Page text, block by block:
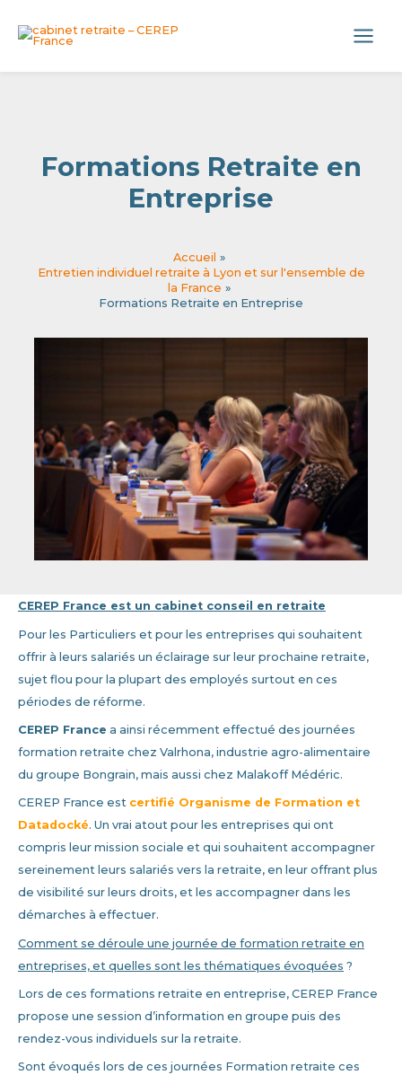
Main
Formations Retraite en
Entreprise
Accueil
Entretien individuel retraite à Lyon et sur l'ensemble de
la France
Formations Retraite en Entreprise
CEREP France est un cabinet conseil en retraite
Pour les Particuliers et pour les entreprises qui souhaitent
offrir à leurs salariés un éclairage sur leur prochaine retraite,
sujet flou pour la plupart des employés surtout en ces
périodes de réforme.
CEREP France a ainsi récemment effectué des journées
formation retraite chez Valrhona, industrie agro-alimentaire
du groupe Bongrain, mais aussi chez Malakoff Médéric.
CEREP France est certifié Organisme de Formation et
Datadocké. Un vrai atout pour les entreprises qui ont
compris leur mission sociale et qui souhaitent accompagner
sereinement leurs salariés vers la retraite, en leur offrant plus
de visibilité sur leurs droits, et les accompagner dans les
démarches à effectuer.
Comment se déroule une journée de formation retraite en
entreprises, et quelles sont les thématiques évoquées ?
Lors de ces formations retraite en entreprise, CEREP France
propose une session d’information en groupe puis des
rendez-vous individuels sur la retraite.
Sont évoqués lors de ces journées Formation retraite ces